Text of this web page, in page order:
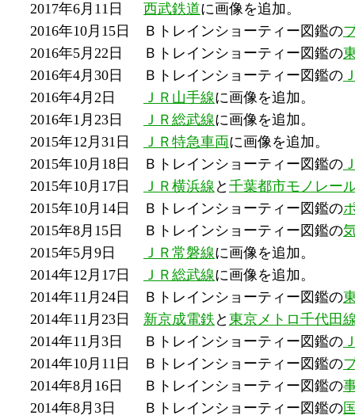
2017年6月11日
西武鉄道に画像を追加。
2016年10月15日
Ｂトレインショーティー図鑑の
2016年5月22日
Ｂトレインショーティー図鑑の
2016年4月30日
Ｂトレインショーティー図鑑の
2016年4月2日
ＪＲ山手線に画像を追加。
2016年1月23日
ＪＲ総武線に画像を追加。
2015年12月31日
ＪＲ特急車両に画像を追加。
2015年10月18日
Ｂトレインショーティー図鑑の
2015年10月17日
ＪＲ横浜線 と 千葉都市モノレー
2015年10月14日
Ｂトレインショーティー図鑑の
2015年8月15日
Ｂトレインショーティー図鑑の
2015年5月9日
ＪＲ常磐線に画像を追加。
2014年12月17日
ＪＲ総武線に画像を追加。
2014年11月24日
Ｂトレインショーティー図鑑の
2014年11月23日
新京成電鉄 と 東京メトロ千代田
2014年11月3日
Ｂトレインショーティー図鑑の
2014年10月11日
Ｂトレインショーティー図鑑の
2014年8月16日
Ｂトレインショーティー図鑑の
2014年8月3日
Ｂトレインショーティー図鑑の